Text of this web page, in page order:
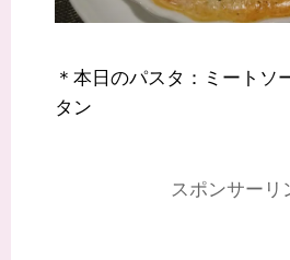
＊本日のパスタ：ミートソ
タン
スポンサーリ